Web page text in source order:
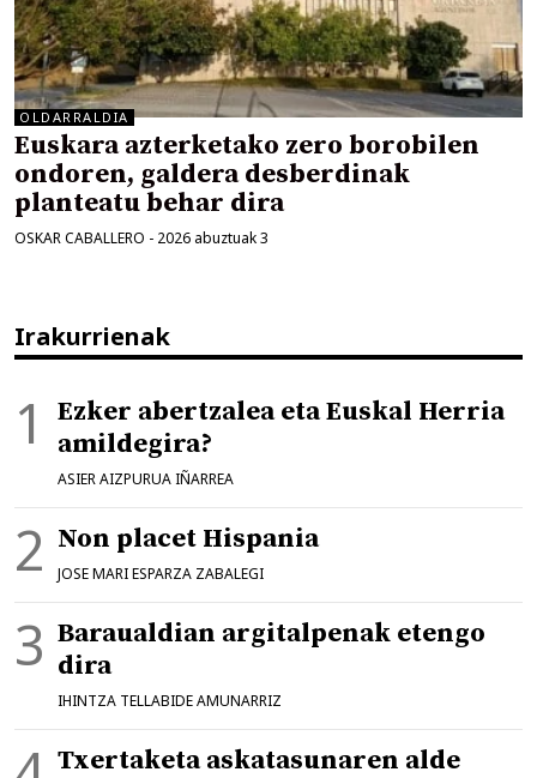
OLDARRALDIA
Euskara azterketako zero borobilen
ondoren, galdera desberdinak
planteatu behar dira
OSKAR CABALLERO - 2026 abuztuak 3
Irakurrienak
Ezker abertzalea eta Euskal Herria
amildegira?
ASIER AIZPURUA IÑARREA
Non placet Hispania
JOSE MARI ESPARZA ZABALEGI
Baraualdian argitalpenak etengo
dira
IHINTZA TELLABIDE AMUNARRIZ
Txertaketa askatasunaren alde